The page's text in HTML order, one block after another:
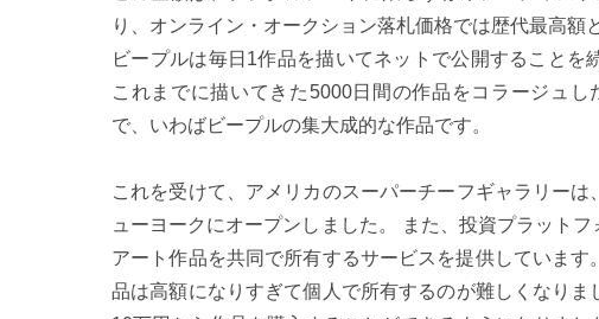
り、オンライン・オークション落札価格では歴代最高額
ビープルは毎日1作品を描いてネットで公開すること
これまでに描いてきた5000日間の作品をコラージュし
で、いわばビープルの集大成的な作品です。
これを受けて、アメリカのスーパーチーフギャラリー
ューヨークにオープンしました。 また、投資プラット
アート作品を共同で所有するサービスを提供していま
品は高額になりすぎて個人で所有するのが難しくなり